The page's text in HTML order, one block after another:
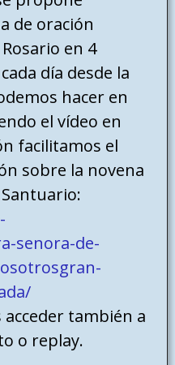
de oración
en 4
día desde la
hacer en
el vídeo en
facilitamos el
sobre la novena
senora-de-
también a
o replay.